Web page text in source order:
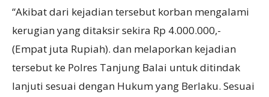
“Akibat dari kejadian tersebut korban mengalami
kerugian yang ditaksir sekira Rp 4.000.000,-
(Empat juta Rupiah). dan melaporkan kejadian
tersebut ke Polres Tanjung Balai untuk ditindak
lanjuti sesuai dengan Hukum yang Berlaku. Sesuai